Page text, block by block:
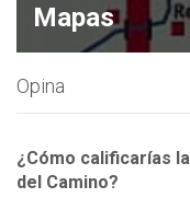
Mapas
Opina
¿Cómo calificarías
del Camino?